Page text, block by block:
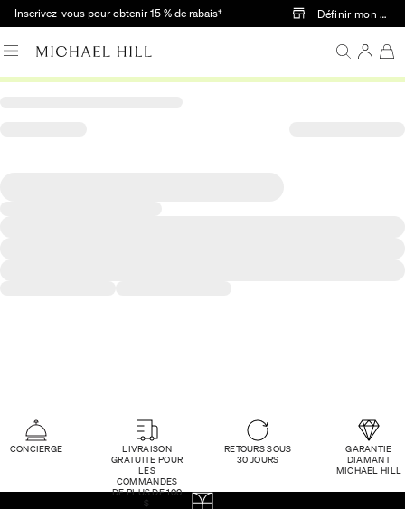
Passer au contenu principal
Inscrivez-vous pour obtenir 15 % de rabais† Définir mon
CONCIERGE
LIVRAISON
GRATUITE POUR
LES
COMMANDES
DE PLUS DE 100
$
RETOURS SOUS
30 JOURS
GARANTIE
DIAMANT
MICHAEL HILL